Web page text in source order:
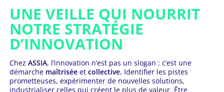
UNE VEILLE QUI NOURRIT
NOTRE STRATÉGIE
D’INNOVATION
Chez ASSIA, l’innovation n’est pas un slogan : c’est une
démarche maîtriséeet collective. Identifier les pistes
prometteuses, expérimenter de nouvelles solutions,
industrialiser celles qui créent le plus de valeur. Être